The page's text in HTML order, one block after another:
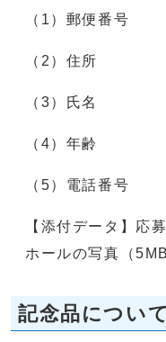
（1）郵便番号
（2）住所
（3）氏名
（4）年齢
（5）電話番号
【添付データ】応
ホールの写真（
記念品について